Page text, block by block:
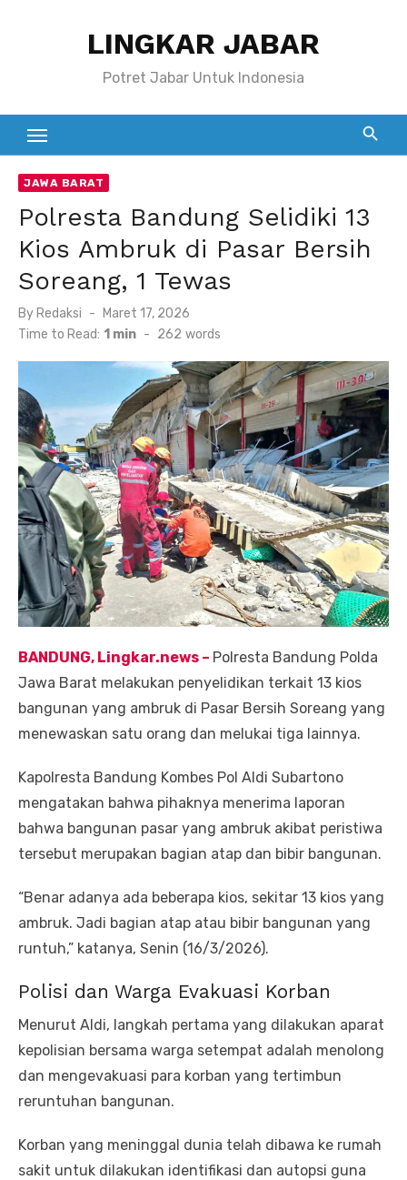
LINGKAR JABAR
Potret Jabar Untuk Indonesia
JAWA BARAT
Polresta Bandung Selidiki 13
Kios Ambruk di Pasar Bersih
Soreang, 1 Tewas
By Redaksi
Posted
on
Maret 17, 2026
Time to Read: 1 min - 262 words
BANDUNG, Lingkar.news – Polresta Bandung Polda
Jawa Barat melakukan penyelidikan terkait 13 kios
bangunan yang ambruk di Pasar Bersih Soreang yang
menewaskan satu orang dan melukai tiga lainnya.
Kapolresta Bandung Kombes Pol Aldi Subartono
mengatakan bahwa pihaknya menerima laporan
bahwa bangunan pasar yang ambruk akibat peristiwa
tersebut merupakan bagian atap dan bibir bangunan.
“Benar adanya ada beberapa kios, sekitar 13 kios yang
ambruk. Jadi bagian atap atau bibir bangunan yang
runtuh,” katanya, Senin (16/3/2026).
Polisi dan Warga Evakuasi Korban
Menurut Aldi, langkah pertama yang dilakukan aparat
kepolisian bersama warga setempat adalah menolong
dan mengevakuasi para korban yang tertimbun
reruntuhan bangunan.
Korban yang meninggal dunia telah dibawa ke rumah
sakit untuk dilakukan identifikasi dan autopsi guna